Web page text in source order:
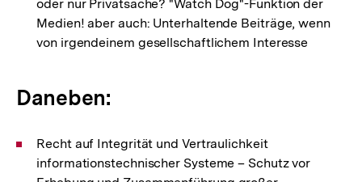
oder nur Privatsache? "Watch Dog"-Funktion der
Medien! aber auch: Unterhaltende Beiträge, wenn
von irgendeinem gesellschaftlichem Interesse
Daneben:
Recht auf Integrität und Vertraulichkeit
informationstechnischer Systeme – Schutz vor